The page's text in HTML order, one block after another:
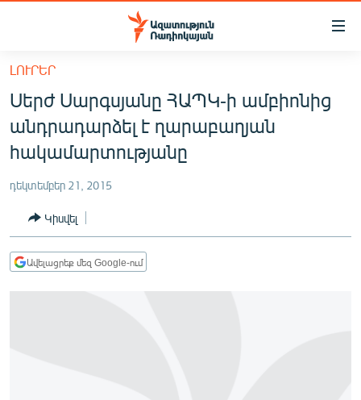
Մատչելիության
հիմնական
բովանդակությանը
Անցնել
հիմնական
մենյուին
ՀԱՅԱՍՏԱՆ
ՔԱՂԱՔԱԿԱՆ
ՀԱՍԱՐԱԿՈՒԹՅՈՒՆ
ՏՆՏԵՍՈՒԹՅՈՒՆ
ՂԱՐԱԲԱՂ
ԼՈՒՐԵՐ
Սերժ Սարգսյանը ՀԱՊԿ-ի ամբիոնից
անդրադարձել է ղարաբաղյան
հակամարտությանը
դեկտեմբեր 21, 2015
Կիսվել
Ավելացրեք մեզ Google-ում